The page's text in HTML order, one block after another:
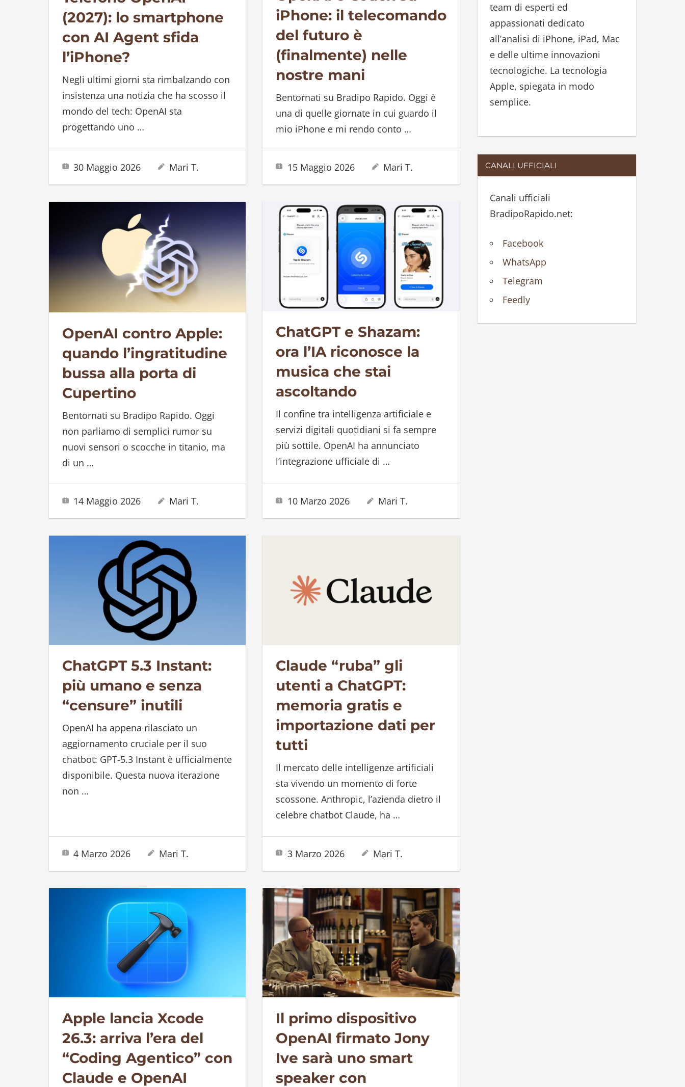
(2027): lo smartphone
con AI Agent sfida
l’iPhone?
Negli ultimi giorni sta rimbalzando con
insistenza una notizia che ha scosso il
mondo del tech: OpenAI sta
progettando uno …
30 Maggio 2026 Mari T.
iPhone: il telecomando
del futuro è
(finalmente) nelle
nostre mani
Bentornati su Bradipo Rapido. Oggi è
una di quelle giornate in cui guardo il
mio iPhone e mi rendo conto …
15 Maggio 2026 Mari T.
OpenAI contro Apple:
quando l’ingratitudine
bussa alla porta di
Cupertino
Bentornati su Bradipo Rapido. Oggi
non parliamo di semplici rumor su
nuovi sensori o scocche in titanio, ma
di un …
14 Maggio 2026 Mari T.
ChatGPT e Shazam:
ora l’IA riconosce la
musica che stai
ascoltando
Il confine tra intelligenza artificiale e
servizi digitali quotidiani si fa sempre
più sottile. OpenAI ha annunciato
l’integrazione ufficiale di …
10 Marzo 2026 Mari T.
ChatGPT 5.3 Instant:
più umano e senza
“censure” inutili
OpenAI ha appena rilasciato un
aggiornamento cruciale per il suo
chatbot: GPT-5.3 Instant è ufficialmente
disponibile. Questa nuova iterazione
non …
4 Marzo 2026 Mari T.
Claude “ruba” gli
utenti a ChatGPT:
memoria gratis e
importazione dati per
tutti
Il mercato delle intelligenze artificiali
sta vivendo un momento di forte
scossone. Anthropic, l’azienda dietro il
celebre chatbot Claude, ha …
3 Marzo 2026 Mari T.
Apple lancia Xcode
26.3: arriva l’era del
“Coding Agentico” con
Claude e OpenAI
Il primo dispositivo
OpenAI firmato Jony
Ive sarà uno smart
speaker con
:
team di esperti ed
appassionati dedicato
all’analisi di iPhone, iPad, Mac
e delle ultime innovazioni
tecnologiche. La tecnologia
Apple, spiegata in modo
semplice.
CANALI UFFICIALI
Canali ufficiali
BradipoRapido.net:
Facebook
WhatsApp
Telegram
Feedly